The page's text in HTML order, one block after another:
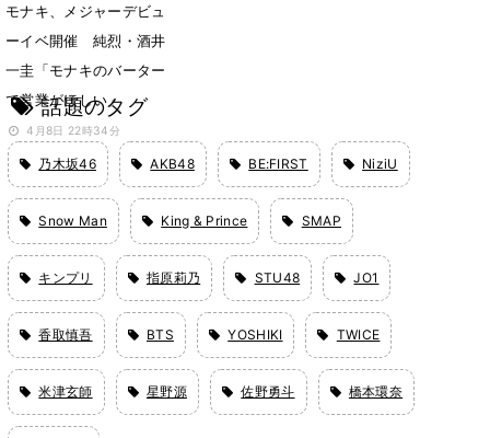
モナキ、メジャーデビュ
ーイベ開催 純烈・酒井
一圭「モナキのバーター
で営業がほしい」
4月8日 22時34分
話題のタグ
乃木坂46 AKB48 BE:FIRST NiziU
Snow Man King & Prince SMAP
キンプリ 指原莉乃 STU48 JO1
香取慎吾 BTS YOSHIKI TWICE
米津玄師 星野源 佐野勇斗 橋本環奈